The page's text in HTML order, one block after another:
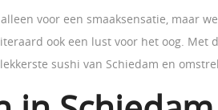
voor een smaaksensatie, maar
ook een lust voor het oog. Met
sushi van Schiedam en